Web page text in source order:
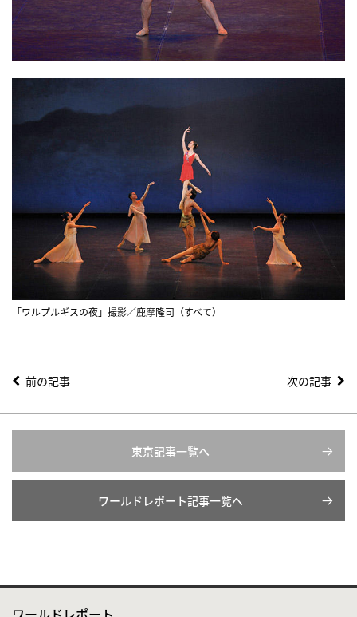
「ワルプルギスの夜」撮影／鹿摩隆司（すべて）
前の記事 次の記事
東京記事一覧へ
ワールドレポート記事一覧へ